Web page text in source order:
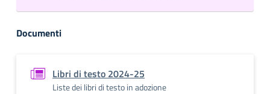
Documenti
Libri di testo 2024-25
Liste dei libri di testo in adozione